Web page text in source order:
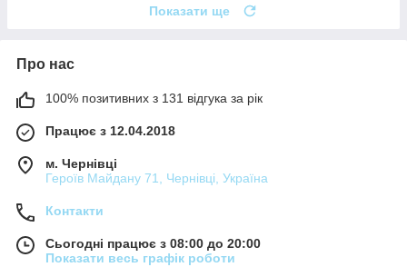
Показати ще
Про нас
100% позитивних з 131 відгука за рік
Працює з 12.04.2018
м. Чернівці
Героїв Майдану 71, Чернівці, Україна
Контакти
Сьогодні працює з 08:00 до 20:00
Показати весь графік роботи